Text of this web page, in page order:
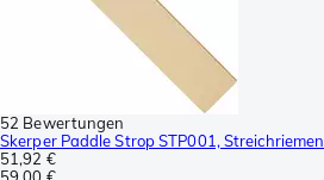
52 Bewertungen
Skerper Paddle Strop STP001, Streichriemen
51,92 €